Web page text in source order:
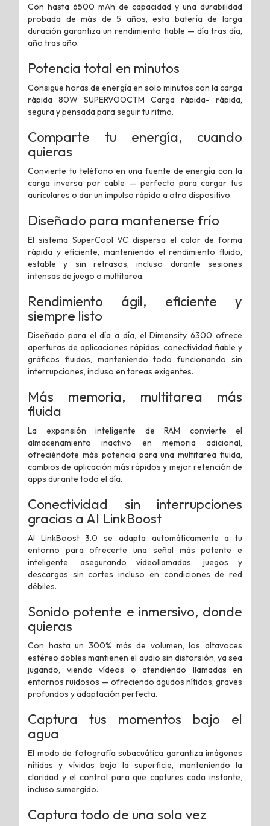
Con hasta 6500 mAh de capacidad y una durabilidad
probada de más de 5 años, esta batería de larga
duración garantiza un rendimiento fiable — día tras día,
año tras año.
Potencia total en minutos
Consigue horas de energía en solo minutos con la carga
rápida 80W SUPERVOOCTM Carga rápida- rápida,
segura y pensada para seguir tu ritmo.
Comparte tu energía, cuando
quieras
Convierte tu teléfono en una fuente de energía con la
carga inversa por cable — perfecto para cargar tus
auriculares o dar un impulso rápido a otro dispositivo.
Diseñado para mantenerse frío
El sistema SuperCool VC dispersa el calor de forma
rápida y eficiente, manteniendo el rendimiento fluido,
estable y sin retrasos, incluso durante sesiones
intensas de juego o multitarea.
Rendimiento ágil, eficiente y
siempre listo
Diseñado para el día a día, el Dimensity 6300 ofrece
aperturas de aplicaciones rápidas, conectividad fiable y
gráficos fluidos, manteniendo todo funcionando sin
interrupciones, incluso en tareas exigentes.
Más memoria, multitarea más
fluida
La expansión inteligente de RAM convierte el
almacenamiento inactivo en memoria adicional,
ofreciéndote más potencia para una multitarea fluida,
cambios de aplicación más rápidos y mejor retención de
apps durante todo el día.
Conectividad sin interrupciones
gracias a AI LinkBoost
AI LinkBoost 3.0 se adapta automáticamente a tu
entorno para ofrecerte una señal más potente e
inteligente, asegurando videollamadas, juegos y
descargas sin cortes incluso en condiciones de red
débiles.
Sonido potente e inmersivo, donde
quieras
Con hasta un 300% más de volumen, los altavoces
estéreo dobles mantienen el audio sin distorsión, ya sea
jugando, viendo vídeos o atendiendo llamadas en
entornos ruidosos — ofreciendo agudos nítidos, graves
profundos y adaptación perfecta.
Captura tus momentos bajo el
agua
El modo de fotografía subacuática garantiza imágenes
nítidas y vívidas bajo la superficie, manteniendo la
claridad y el control para que captures cada instante,
incluso sumergido.
Captura todo de una sola vez